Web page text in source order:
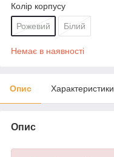
Колір корпусу
Рожевий Білий
Немає в наявності
Опис Характеристики
Опис